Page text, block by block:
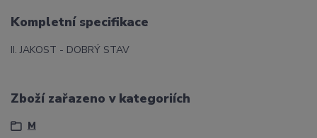
Kompletní specifikace
II. JAKOST - DOBRÝ STAV
Zboží zařazeno v kategoriích
M